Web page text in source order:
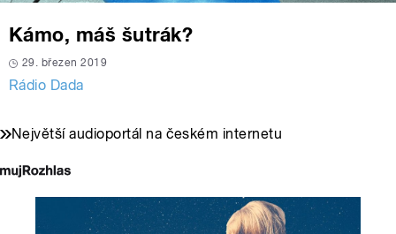
Kámo, máš šutrák?
29. březen 2019
Rádio Dada
Největší audioportál na českém internetu